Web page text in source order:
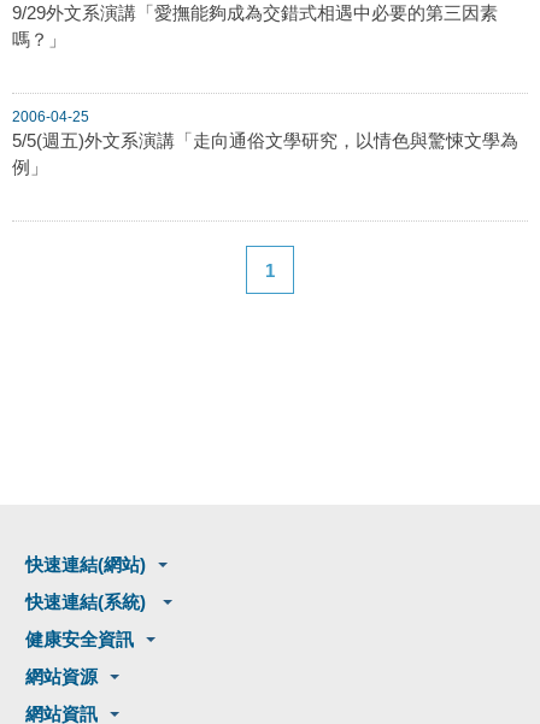
9/29外文系演講「愛撫能夠成為交錯式相遇中必要的第三因素
嗎？」
2006-04-25
5/5(週五)外文系演講「走向通俗文學研究，以情色與驚悚文學為
例」
1
快速連結(網站)
快速連結(系統)
健康安全資訊
網站資源
網站資訊